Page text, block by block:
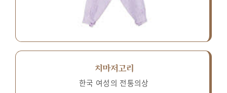
치마저고리
한국 여성의 전통의상